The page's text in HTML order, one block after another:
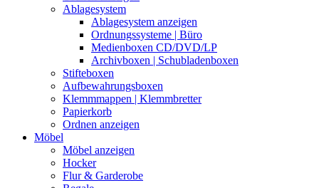
Ablagesystem
Ablagesystem anzeigen
Ordnungssysteme | Büro
Medienboxen CD/DVD/LP
Archivboxen | Schubladenboxen
Stifteboxen
Aufbewahrungsboxen
Klemmmappen | Klemmbretter
Papierkorb
Ordnen anzeigen
Möbel
Möbel anzeigen
Hocker
Flur & Garderobe